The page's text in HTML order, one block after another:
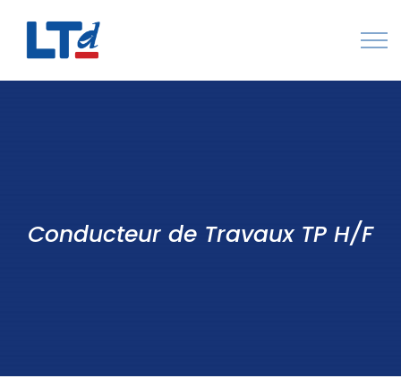
Contactez-nous
Conducteur de Travaux TP H/F